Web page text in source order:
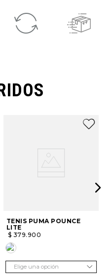
TENIS PUMA POUNCE
LITE
$ 379.900
Elige una opción